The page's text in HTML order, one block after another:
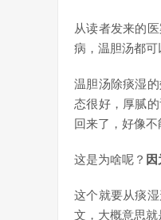
从读者发来的
病，温胆汤都可
温胆汤除痰湿
态很好，厚腻
回来了，好像不
这是为啥呢？
这个就要从痰
文，大概意思就